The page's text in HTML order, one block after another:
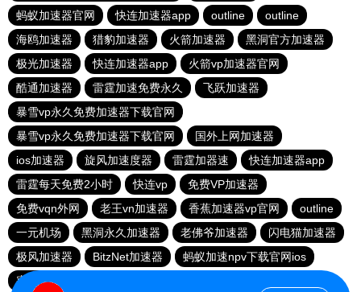
蚂蚁加速器官网
快连加速器app outline
outline
海鸥加速器
猎豹加速器 火箭加速器
黑洞官方加速器
极光加速器
快连加速器app
火箭vp加速器官网
酷通加速器
雷霆加速免费永久
飞跃加速器
暴雪vp永久免费加速器下载官网
暴雪vp永久免费加速器下载官网
国外上网加速器
ios加速器
旋风加速度器 雷霆加器速
快连加速器app
雷霆每天免费2小时
快连vp
免费VP加速器
免费vqn外网
老王vn加速器 香蕉加速器vp官网
outline
一元机场
黑洞永久加速器 老佛爷加速器
闪电猫加速器
极风加速器
BitzNet加速器
蚂蚁加速npv下载官网ios
蜜蜂加速器